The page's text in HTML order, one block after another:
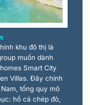
khu đô thị là
muốn dành
Smart City
Villas. Đây chính
tổng quy mô
hồ cá chép đỏ,